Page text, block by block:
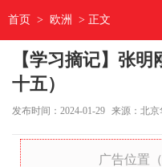
首页 > 欧洲 > 正文
【学习摘记】张
十五）
发布时间：2024-01-29 来源：北京
广告位置